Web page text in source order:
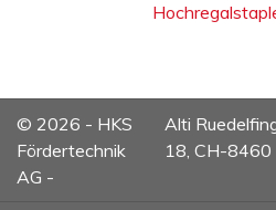
© 2026 - HKS
Fördertechnik
AG -
Alti
18, CH-8460